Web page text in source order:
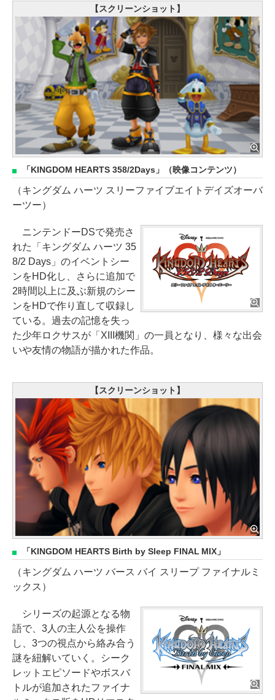
【スクリーンショット】
「KINGDOM HEARTS 358/2Days」（映像コンテンツ）
（キングダム ハーツ スリーファイブエイトデイズオーバ
ーツー）
ニンテンドーDSで発売さ
れた「キングダム ハーツ 35
8/2 Days」のイベントシー
ンをHD化し、さらに追加で
2時間以上に及ぶ新規のシー
ンをHDで作り直して収録し
ている。過去の記憶を失っ
た少年ロクサスが「XIII機関」の一員となり、様々な出会
いや友情の物語が描かれた作品。
【スクリーンショット】
「KINGDOM HEARTS Birth by Sleep FINAL MIX」
（キングダム ハーツ バース バイ スリープ ファイナルミ
ックス）
シリーズの起源となる物
語で、3人の主人公を操作
し、3つの視点から絡み合う
謎を紐解いていく。シーク
レットエピソードやボスバ
トルが追加されたファイナ